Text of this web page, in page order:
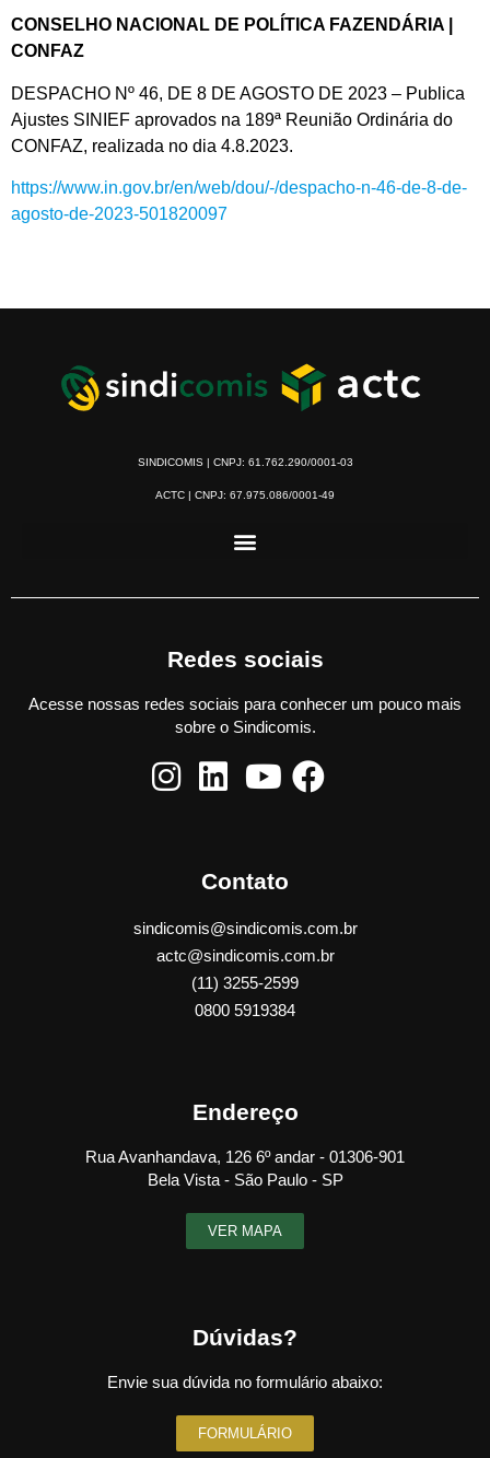
CONSELHO NACIONAL DE POLÍTICA FAZENDÁRIA |
CONFAZ
DESPACHO Nº 46, DE 8 DE AGOSTO DE 2023 – Publica
Ajustes SINIEF aprovados na 189ª Reunião Ordinária do
CONFAZ, realizada no dia 4.8.2023.
https://www.in.gov.br/en/web/dou/-/despacho-n-46-de-8-de-
agosto-de-2023-501820097
SINDICOMIS | CNPJ: 61.762.290/0001-03
ACTC | CNPJ: 67.975.086/0001-49
Redes sociais
Acesse nossas redes sociais para conhecer um pouco mais
sobre o Sindicomis.
Contato
sindicomis@sindicomis.com.br
actc@sindicomis.com.br
(11) 3255-2599
0800 5919384
Endereço
Rua Avanhandava, 126 6º andar - 01306-901
Bela Vista - São Paulo - SP
VER MAPA
Dúvidas?
Envie sua dúvida no formulário abaixo:
FORMULÁRIO